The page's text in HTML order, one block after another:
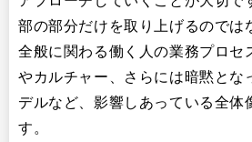
部の部分だけを取り上げるのでは
全般に関わる働く人の業務プロセ
やカルチャー、さらには暗黙とな
デルなど、影響しあっている全体
す。